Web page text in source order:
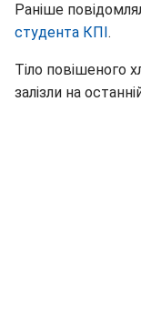
Раніше
студента КПІ .
Тіло повішеного
залізли на